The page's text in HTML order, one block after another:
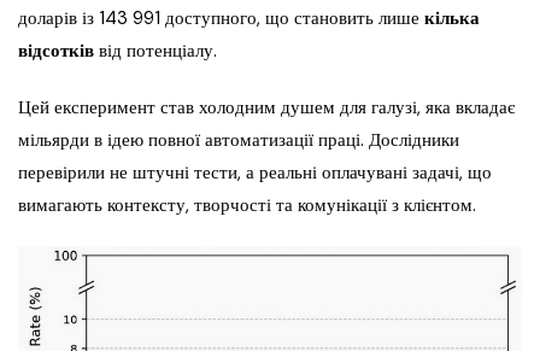
доларів із 143 991 доступного, що становить лише кілька
відсотків від потенціалу.
Цей експеримент став холодним душем для галузі, яка вкладає
мільярди в ідею повної автоматизації праці. Дослідники
перевірили не штучні тести, а реальні оплачувані задачі, що
вимагають контексту, творчості та комунікації з клієнтом.